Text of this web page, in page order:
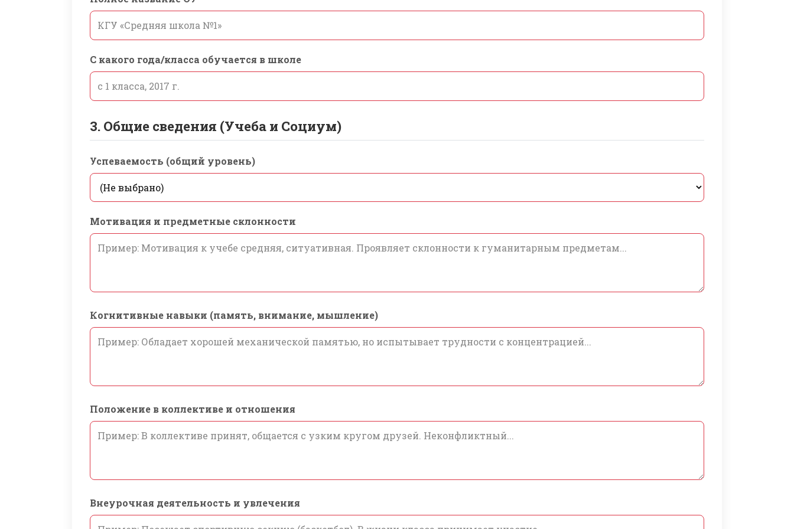
С какого года/класса обучается в школе
3. Общие сведения (Учеба и Социум)
Успеваемость (общий уровень)
Мотивация и предметные склонности
Когнитивные навыки (память, внимание, мышление)
Положение в коллективе и отношения
Внеурочная деятельность и увлечения